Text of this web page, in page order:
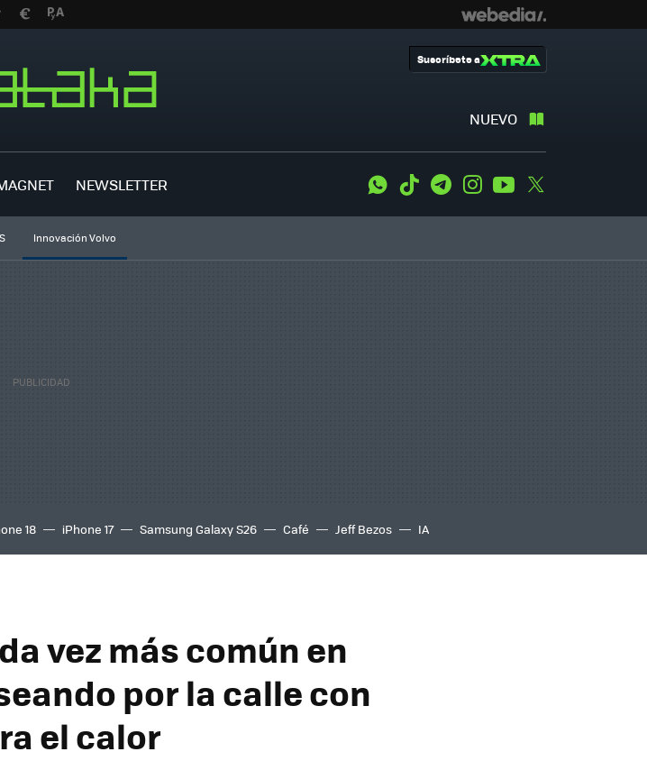
NUEVO
Suscríbete a
NEWSLETTER WhatsApp
Tiktok TelegramInstagramYoutube
Innovación Volvo
18 iPhone 17 Samsung Galaxy S26 Café Jeff Bezos IA
vez más común en
por la calle con
el calor